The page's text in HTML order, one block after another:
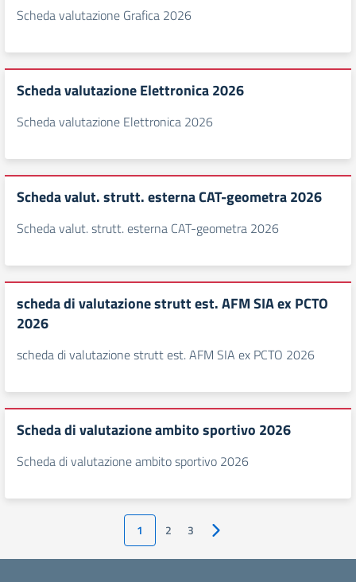
Scheda valutazione Grafica 2026
Scheda valutazione Elettronica 2026
Scheda valutazione Elettronica 2026
Scheda valut. strutt. esterna CAT-geometra 2026
Scheda valut. strutt. esterna CAT-geometra 2026
scheda di valutazione strutt est. AFM SIA ex PCTO
2026
scheda di valutazione strutt est. AFM SIA ex PCTO 2026
Scheda di valutazione ambito sportivo 2026
Scheda di valutazione ambito sportivo 2026
1 2 3 Pagina successiva